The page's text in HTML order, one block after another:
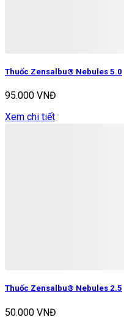
Thuốc Zensalbu® Nebules 5.0
95.000 VNĐ
Xem chi tiết
Thuốc Zensalbu® Nebules 2.5
50.000 VNĐ